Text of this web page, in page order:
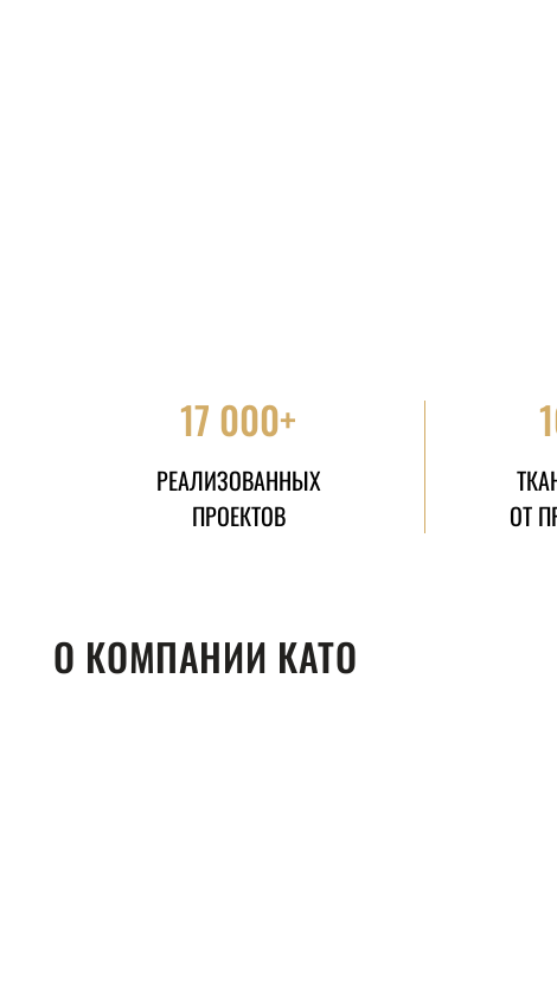
17 000+
РЕАЛИЗОВАННЫХ
ПРОЕКТОВ
ОТ
О КОМПАНИИ КАТО